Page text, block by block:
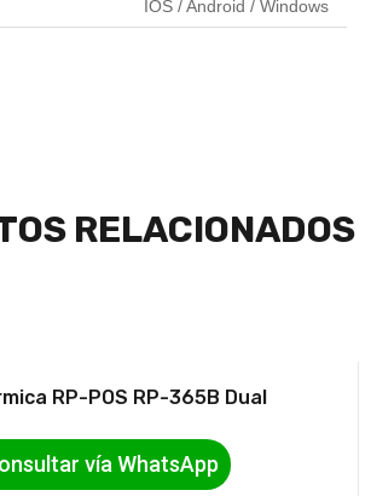
IOS / Android / Windows
RELACIONADOS
RP-POS RP-365B Dual
vía WhatsApp